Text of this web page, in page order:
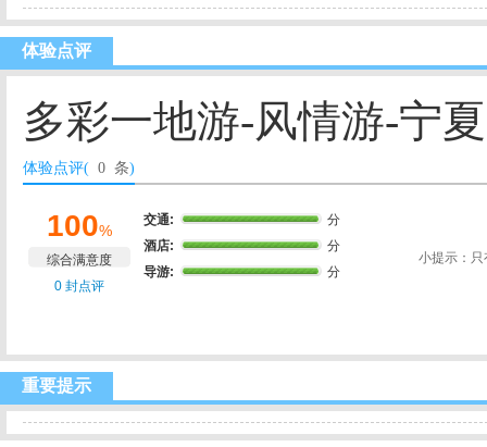
体验点评
多彩一地游-风情游-宁
体验点评( 0 条)
100%
综合满意度
0 封点评
交通:
分
酒店:
分
导游:
分
小提示：
重要提示